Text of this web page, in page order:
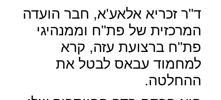
ד"ר זכריא אלאע'א, חבר הועדה
המרכזית של פת"ח וממנהיגי
פת"ח ברצועת עזה, קרא
למחמוד עבאס לבטל את
ההחלטה.